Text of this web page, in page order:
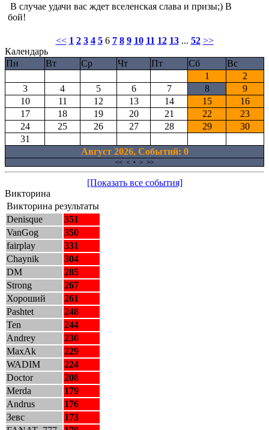
В случае удачи вас ждет вселенская слава и призы;) В
бой!
<< 1 2 3 4 5 6 7 8 9 10 11 12 13 ... 52 >>
Календарь
Пн
Вт Ср Чт Пт Сб
Вс
1
2
3
4 5 6 7 8
9
10
11 12 13 14 15
16
17
18 19 20 21 22
23
24
25 26 27 28 29
30
31
Август 2026, Cобытий: 0
<< < • > >>
[Показать все события]
Викторина
Викторина результаты
Denisque
351
VanGog
350
fairplay
331
Chaynik
304
DM
285
Strong
267
Хороший
261
Pashtet
248
Ten
244
Andrey
230
MaxAk
229
WADIM
224
Doctor
208
Merda
179
Andrus
176
Зевс
173